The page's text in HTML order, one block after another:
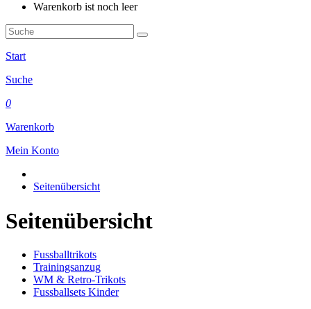
Warenkorb ist noch leer
Start
Suche
0
Warenkorb
Mein Konto
Seitenübersicht
Seitenübersicht
Fussballtrikots
Trainingsanzug
WM & Retro-Trikots
Fussballsets Kinder